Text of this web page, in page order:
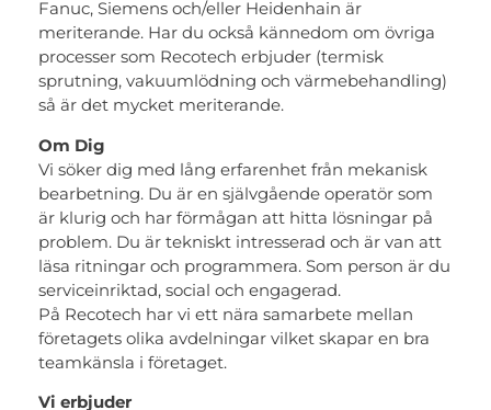
Fanuc, Siemens och/eller Heidenhain är
meriterande. Har du också kännedom om övriga
processer som Recotech erbjuder (termisk
sprutning, vakuumlödning och värmebehandling)
så är det mycket meriterande.
Om Dig
Vi söker dig med lång erfarenhet från mekanisk
bearbetning. Du är en självgående operatör som
är klurig och har förmågan att hitta lösningar på
problem. Du är tekniskt intresserad och är van att
läsa ritningar och programmera. Som person är du
serviceinriktad, social och engagerad.
På Recotech har vi ett nära samarbete mellan
företagets olika avdelningar vilket skapar en bra
teamkänsla i företaget.
Vi erbjuder